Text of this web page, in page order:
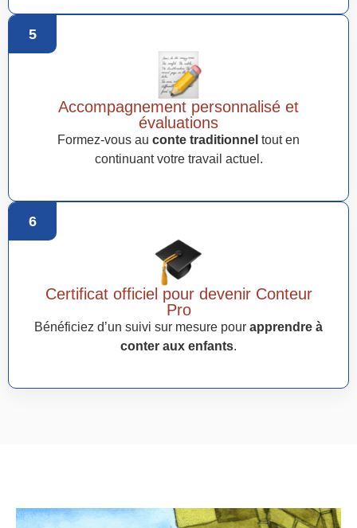
5
Accompagnement personnalisé et
évaluations
Formez-vous au conte traditionnel tout en
continuant votre travail actuel.
6
Certificat officiel pour devenir Conteur
Pro
Bénéficiez d’un suivi sur mesure pour apprendre à
conter aux enfants.